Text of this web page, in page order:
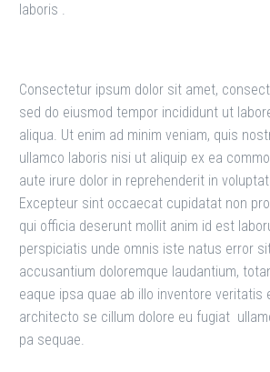
laboris .
Consectetur ipsum dolor sit amet,
sed do eiusmod tempor incididunt ut
aliqua. Ut enim ad minim veniam, quis
ullamco laboris nisi ut aliquip ex ea
aute irure dolor in reprehenderit in
Excepteur sint occaecat cupidatat non
qui officia deserunt mollit anim id est
perspiciatis unde omnis iste natus error
accusantium doloremque laudantium,
eaque ipsa quae ab illo inventore veritatis
architecto se cillum dolore eu fugiat
pa sequae.